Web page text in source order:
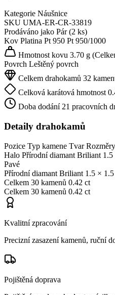
Kategorie Náušnice
SKU UMA-ER-CR-33819
Prodáváno jako Pár (2 ks)
Kov Platina Pt 950 Pt 950/1000
Hmotnost kovu 3.70 g
Povrch Leštěný povrch
Celkem drahokamů 32
Celková karátová hmotnost
Doba dodání 21 pracovních
Detaily drahokamů
Pozice Typ kamene Tvar Rozměry
Halo Přírodní diamant Briliant 1.5
Pavé
Přírodní diamant Briliant 1.5 ×
Celkem 30 kamenů 0.42 ct
Celkem 30 kamenů 0.42 ct
Kvalitní zpracování
Precizní zasazení kamenů, ruční
Pojištěná doprava